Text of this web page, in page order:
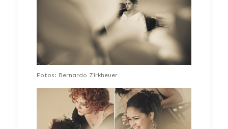
Fotos: Bernardo Zirkheuer